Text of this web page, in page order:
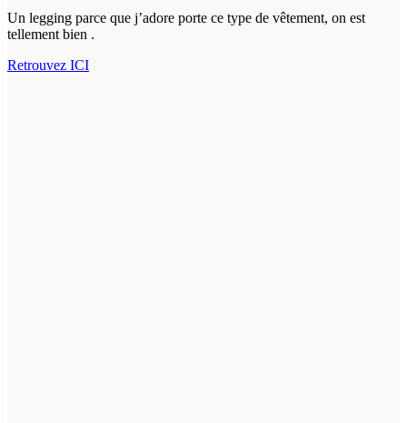
Un legging parce que j’adore porte ce type de vêtement, on est
tellement bien .
Retrouvez ICI